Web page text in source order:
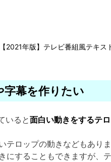
【2021年版】テレビ番組風テキ
幕を作りたい
いると面白い動きをするテ
テロップの動きなどもあり
にすることもできますが